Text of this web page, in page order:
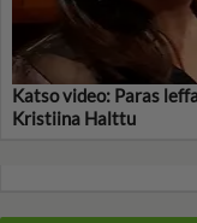
Katso video: Paras
Kristiina Halttu